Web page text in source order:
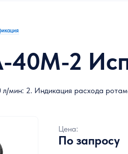
40М-2
мин: 2. Индикация расхода
Цена:
По запросу